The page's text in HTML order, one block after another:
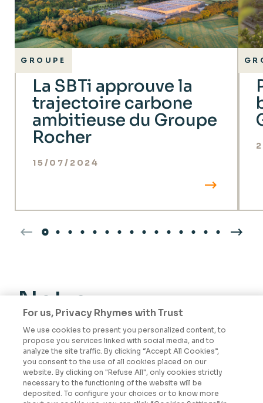
GROUPE
La SBTi approuve la
trajectoire carbone
ambitieuse du Groupe
Rocher
15/07/2024
Notre
médiathèque
Logos
For us, Privacy Rhymes with Trust
We use cookies to present you personalized content, to
propose you services linked with social media, and to
analyze the site traffic. By clicking “Accept All Cookies”,
you consent to the use of all cookies placed on our
website. By clicking on "Refuse All", only cookies strictly
necessary to the functioning of the website will be
deposited. To configure your choices or to know more